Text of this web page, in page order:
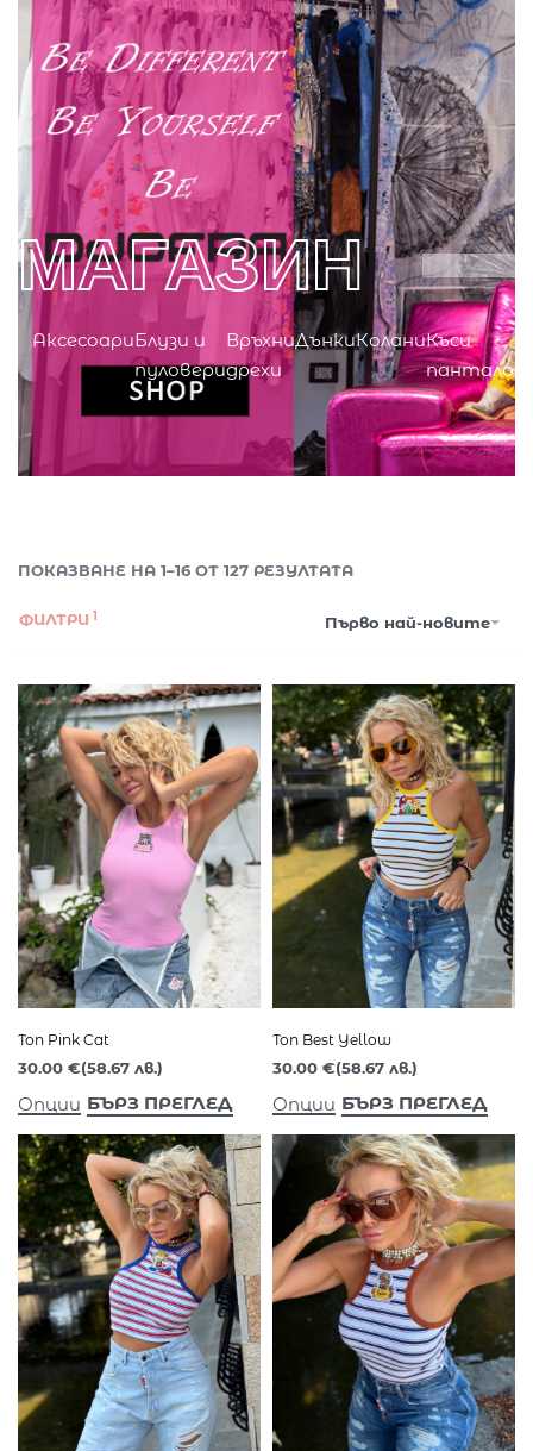
0
МАГАЗИН
АксесоариБлузи и
пуловери
Връхни
дрехи
ДънкиКоланиКъси
ПОКАЗВАНЕ НА 1–16 ОТ 127 РЕЗУЛТАТА
Първо най-новите
ФИЛТРИ
Топ Pink Cat
30.00 €(58.67 лв.)
Опции БЪРЗ ПРЕГЛЕД
Топ Best Yellow
30.00 €(58.67 лв.)
Опции БЪРЗ ПРЕГЛЕД